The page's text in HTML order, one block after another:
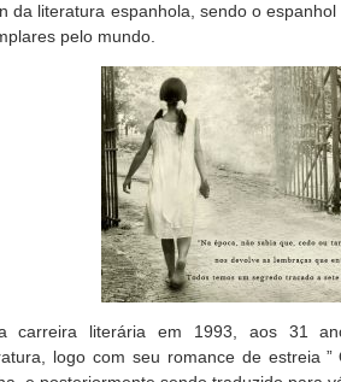
da literatura espanhola, sendo o
pelo mundo.
carreira literária em 1993, aos 31
logo com seu romance de estreia ”